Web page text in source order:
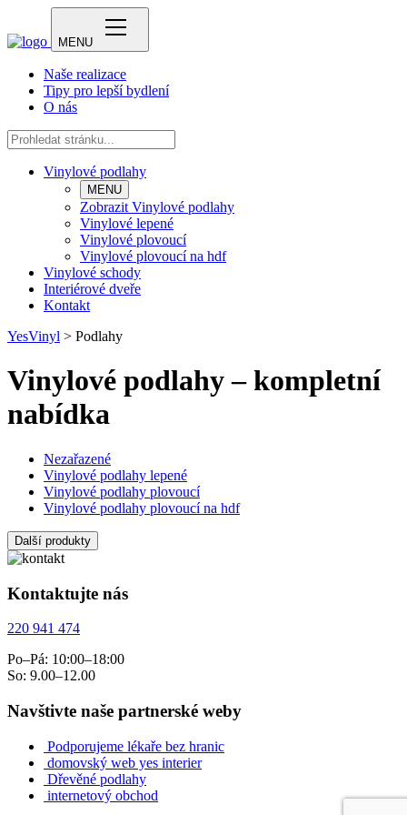
MENU
Naše realizace
Tipy pro lepší bydlení
O nás
Vinylové podlahy
MENU
Zobrazit Vinylové podlahy
Vinylové lepené
Vinylové plovoucí
Vinylové plovoucí na hdf
Vinylové schody
Interiérové dveře
Kontakt
YesVinyl > Podlahy
Vinylové podlahy – kompletní
nabídka
Nezařazené
Vinylové podlahy lepené
Vinylové podlahy plovoucí
Vinylové podlahy plovoucí na hdf
Další produkty
Kontaktujte nás
220 941 474
Po–Pá: 10:00–18:00
So: 9.00–12.00
Navštivte naše partnerské weby
Podporujeme lékaře bez hranic
domovský web yes interier
Dřevěné podlahy
internetový obchod